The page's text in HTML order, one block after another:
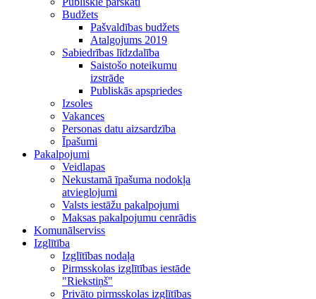
Budžets
Pašvaldības budžets
Atalgojums 2019
Sabiedrības līdzdalība
Saistošo noteikumu
izstrāde
Publiskās apspriedes
Izsoles
Vakances
Personas datu aizsardzība
Īpašumi
Pakalpojumi
Veidlapas
Nekustamā īpašuma nodokļa
atvieglojumi
Valsts iestāžu pakalpojumi
Maksas pakalpojumu cenrādis
Komunālserviss
Izglītība
Izglītības nodaļa
Pirmsskolas izglītības iestāde
"Riekstiņš"
Privāto pirmsskolas izglītības